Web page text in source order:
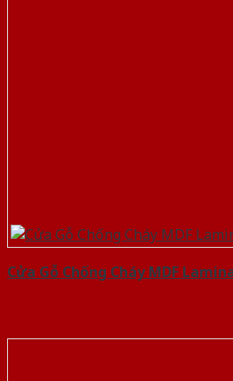
Cửa Gỗ Chống Cháy MDF